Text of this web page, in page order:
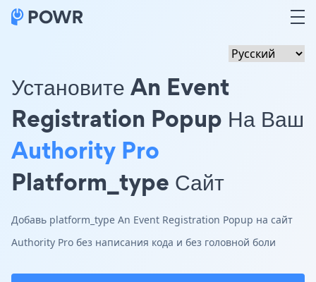
Установите An Event
Registration Popup На Ваш
Authority Pro
Platform_type Сайт
Добавь platform_type An Event Registration Popup на сайт
Authority Pro без написания кода и без головной боли